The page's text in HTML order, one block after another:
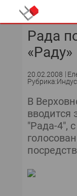
Рада
«Раду»
20.02.2008
В
вводится
"Рада-4",